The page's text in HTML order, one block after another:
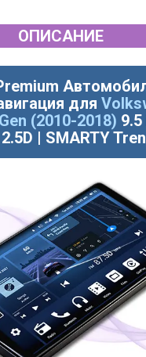
ОПИСАНИЕ
для
(2010-2018)
2.5D | SMARTY